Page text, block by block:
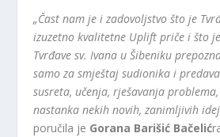
„Čast nam je i zadovoljstvo što je
izuzetno kvalitetne Uplift priče i što
Tvrđave sv. Ivana u Šibeniku
samo za smještaj sudionika i
susreta, učenja, rješavanja
nastanka nekih novih, zanimljivih
poručila je Gorana Barišić Bačelić